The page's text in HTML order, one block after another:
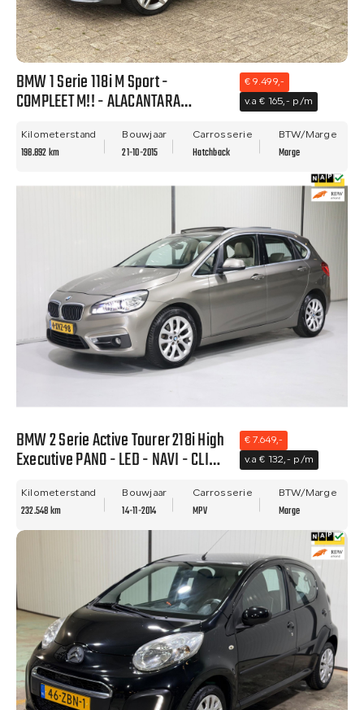
BMW 1 Serie 118i M Sport -
COMPLEET M!! - ALACANTARA
APK!!
€ 9.499,-
v.a € 165,- p/m
Kilometerstand
198.892 km
Bouwjaar
21-10-2015
Carrosserie
Hatchback
BTW/Marge
Marge
BMW 2 Serie Active Tourer 218i High
Executive PANO - LED - NAVI - CLIMA
€ 7.649,-
v.a € 132,- p/m
Kilometerstand
232.548 km
Bouwjaar
14-11-2014
Carrosserie
MPV
BTW/Marge
Marge